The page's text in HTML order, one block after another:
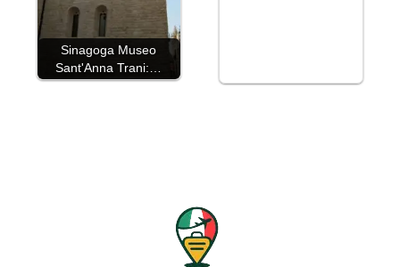
Sinagoga Museo
Sant'Anna Trani:…